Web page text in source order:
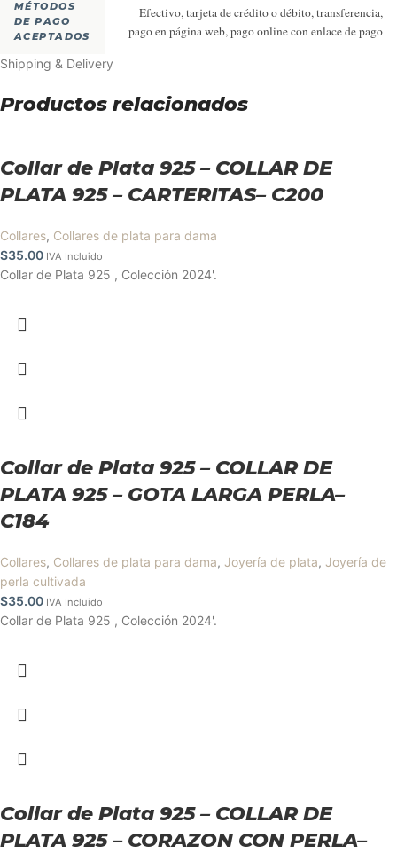
MÉTODOS
DE PAGO
ACEPTADOS
Efectivo, tarjeta de crédito o débito, transferencia,
pago en página web, pago online con enlace de pago
Shipping & Delivery
Productos relacionados
Collar de Plata 925 – COLLAR DE
PLATA 925 – CARTERITAS– C200
Collares, Collares de plata para dama
$35.00 IVA Incluido
Collar de Plata 925 , Colección 2024'.
Collar de Plata 925 – COLLAR DE
PLATA 925 – GOTA LARGA PERLA–
C184
Collares, Collares de plata para dama, Joyería de plata, Joyería de
perla cultivada
$35.00 IVA Incluido
Collar de Plata 925 , Colección 2024'.
Collar de Plata 925 – COLLAR DE
PLATA 925 – CORAZON CON PERLA–